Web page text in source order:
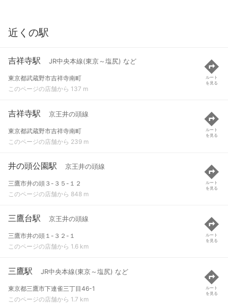
近くの駅
吉祥寺駅 JR中央本線(東京～塩尻) など
東京都武蔵野市吉祥寺南町
このページの店舗から 137 m
ルート
を見る
吉祥寺駅 京王井の頭線
東京都武蔵野市吉祥寺南町
このページの店舗から 239 m
ルート
を見る
井の頭公園駅 京王井の頭線
三鷹市井の頭３-３５-１２
このページの店舗から 848 m
ルート
を見る
三鷹台駅 京王井の頭線
三鷹市井の頭１-３２-１
このページの店舗から 1.6 km
ルート
を見る
三鷹駅 JR中央本線(東京～塩尻) など
東京都三鷹市下連雀三丁目46-1
このページの店舗から 1.7 km
ルート
を見る